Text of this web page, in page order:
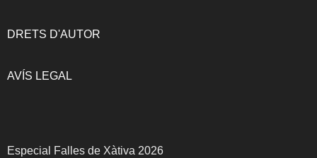
DRETS D'AUTOR
AVÍS LEGAL
Especial Falles de Xàtiva 2026